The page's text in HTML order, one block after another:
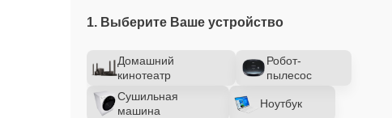
1. Выберите Ваше устройство
Домашний
кинотеатр
Робот-
пылесос
Сушильная
машина
Ноутбук